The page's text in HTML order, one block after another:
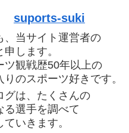
suports-suki
、当サイト運営者の
します。
ツ観戦歴50年以上の
りのスポーツ好きです。
グは、たくさんの
る選手を調べて
ていきます。